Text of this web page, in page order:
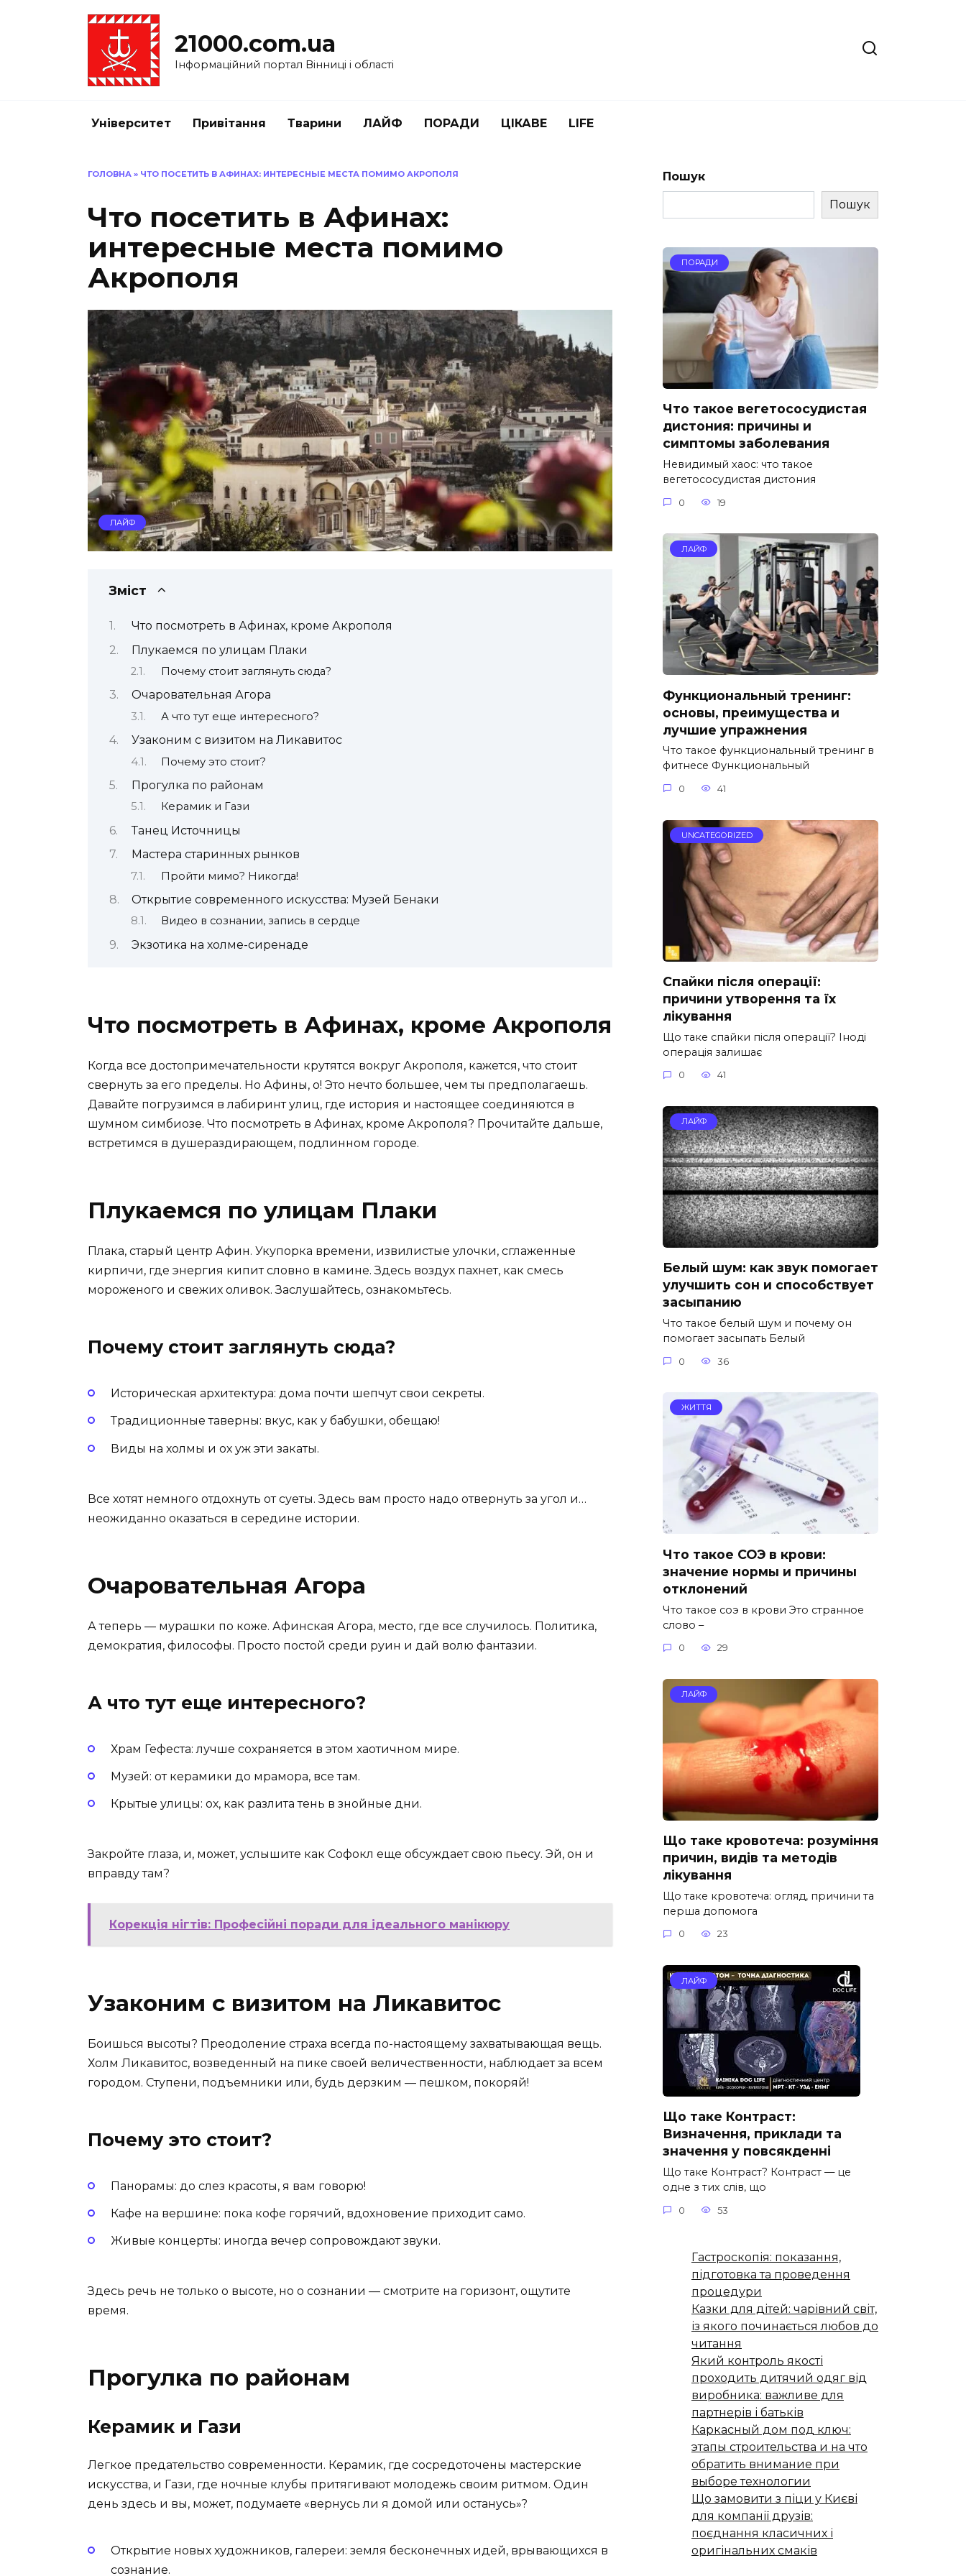
21000.com.ua
Інформаційний портал Вінниці і області
Університет Привітання Тварини ЛАЙФ ПОРАДИ ЦІКАВЕ LIFE
ГОЛОВНА » ЧТО ПОСЕТИТЬ В АФИНАХ: ИНТЕРЕСНЫЕ МЕСТА ПОМИМО АКРОПОЛЯ
Что посетить в Афинах:
интересные места помимо
Акрополя
ЛАЙФ
Зміст
Что посмотреть в Афинах, кроме Акрополя
Плукаемся по улицам Плаки
Почему стоит заглянуть сюда?
Очаровательная Агора
А что тут еще интересного?
Узаконим с визитом на Ликавитос
Почему это стоит?
Прогулка по районам
Керамик и Гази
Танец Источницы
Мастера старинных рынков
Пройти мимо? Никогда!
Открытие современного искусства: Музей Бенаки
Видео в сознании, запись в сердце
Экзотика на холме-сиренаде
Что посмотреть в Афинах, кроме Акрополя
Когда все достопримечательности крутятся вокруг Акрополя, кажется, что стоит
свернуть за его пределы. Но Афины, о! Это нечто большее, чем ты предполагаешь.
Давайте погрузимся в лабиринт улиц, где история и настоящее соединяются в
шумном симбиозе. Что посмотреть в Афинах, кроме Акрополя? Прочитайте дальше,
встретимся в душераздирающем, подлинном городе.
Плукаемся по улицам Плаки
Плака, старый центр Афин. Укупорка времени, извилистые улочки, сглаженные
кирпичи, где энергия кипит словно в камине. Здесь воздух пахнет, как смесь
мороженого и свежих оливок. Заслушайтесь, ознакомьтесь.
Почему стоит заглянуть сюда?
Историческая архитектура: дома почти шепчут свои секреты.
Традиционные таверны: вкус, как у бабушки, обещаю!
Виды на холмы и ох уж эти закаты.
Все хотят немного отдохнуть от суеты. Здесь вам просто надо отвернуть за угол и…
неожиданно оказаться в середине истории.
Очаровательная Агора
А теперь — мурашки по коже. Афинская Агора, место, где все случилось. Политика,
демократия, философы. Просто постой среди руин и дай волю фантазии.
А что тут еще интересного?
Храм Гефеста: лучше сохраняется в этом хаотичном мире.
Музей: от керамики до мрамора, все там.
Крытые улицы: ох, как разлита тень в знойные дни.
Закройте глаза, и, может, услышите как Софокл еще обсуждает свою пьесу. Эй, он и
вправду там?
Корекція нігтів: Професійні поради для ідеального манікюру
Узаконим с визитом на Ликавитос
Боишься высоты? Преодоление страха всегда по-настоящему захватывающая вещь.
Холм Ликавитос, возведенный на пике своей величественности, наблюдает за всем
городом. Ступени, подъемники или, будь дерзким — пешком, покоряй!
Почему это стоит?
Панорамы: до слез красоты, я вам говорю!
Кафе на вершине: пока кофе горячий, вдохновение приходит само.
Живые концерты: иногда вечер сопровождают звуки.
Здесь речь не только о высоте, но о сознании — смотрите на горизонт, ощутите
время.
Прогулка по районам
Керамик и Гази
Легкое предательство современности. Керамик, где сосредоточены мастерские
искусства, и Гази, где ночные клубы притягивают молодежь своим ритмом. Один
день здесь и вы, может, подумаете «вернусь ли я домой или останусь»?
Открытие новых художников, галереи: земля бесконечных идей, врывающихся в
сознание.
Пошук
Пошук
ПОРАДИ
Что такое вегетососудистая
дистония: причины и
симптомы заболевания
Невидимый хаос: что такое
вегетососудистая дистония
0 19
ЛАЙФ
Функциональный тренинг:
основы, преимущества и
лучшие упражнения
Что такое функциональный тренинг в
фитнесе Функциональный
0 41
UNCATEGORIZED
Спайки після операції:
причини утворення та їх
лікування
Що таке спайки після операції? Іноді
операція залишає
0 41
ЛАЙФ
Белый шум: как звук помогает
улучшить сон и способствует
засыпанию
Что такое белый шум и почему он
помогает засыпать Белый
0 36
ЖИТТЯ
Что такое СОЭ в крови:
значение нормы и причины
отклонений
Что такое соэ в крови Это странное
слово –
0 29
ЛАЙФ
Що таке кровотеча: розуміння
причин, видів та методів
лікування
Що таке кровотеча: огляд, причини та
перша допомога
0 23
ЛАЙФ
Що таке Контраст:
Визначення, приклади та
значення у повсякденні
Що таке Контраст? Контраст — це
одне з тих слів, що
0 53
Гастроскопія: показання,
підготовка та проведення
процедури
Казки для дітей: чарівний світ,
із якого починається любов до
читання
Який контроль якості
проходить дитячий одяг від
виробника: важливе для
партнерів і батьків
Каркасный дом под ключ:
этапы строительства и на что
обратить внимание при
выборе технологии
Що замовити з піци у Києві
для компанії друзів:
поєднання класичних і
оригінальних смаків